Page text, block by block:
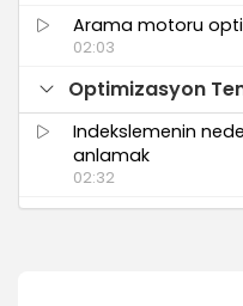
Arama motoru
02:03
Optimizasyon
Indekslemenin
anlamak
02:32
Anahtar kelimelerin